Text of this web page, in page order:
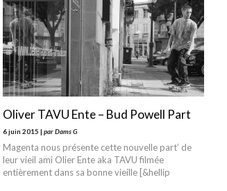
Oliver TAVU Ente – Bud Powell Part
6 juin 2015 | par Dams G
Magenta nous présente cette nouvelle part’ de
leur vieil ami Olier Ente aka TAVU filmée
entièrement dans sa bonne vieille [&hellip